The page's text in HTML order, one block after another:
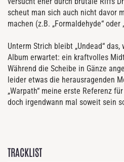
scheut man sich auch nicht davor
machen (z.B. „Formaldehyde“ oder
Unterm Strich bleibt „Undead“ das,
Album erwartet: ein kraftvolles
Während die Scheibe in Gänze
leider etwas die herausragenden
„Warpath“ meine erste Referenz
doch irgendwann mal soweit sein
TRACKLIST